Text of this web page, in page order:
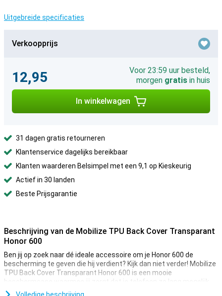
Uitgebreide specificaties
Verkoopprijs
12,95
Voor 23:59 uur besteld,
morgen gratis in huis
In winkelwagen
31 dagen gratis retourneren
Klantenservice dagelijks bereikbaar
Klanten waarderen Belsimpel met een 9,1 op Kieskeurig
Actief in 30 landen
Beste Prijsgarantie
Beschrijving van de Mobilize TPU Back Cover Transparant
Honor 600
Ben jij op zoek naar dé ideale accessoire om je Honor 600 de
bescherming te geven die hij verdient? Kijk dan niet verder! Mobilize
TPU Back Cover Transparant Honor 600 is een mooie
beschermcase waarmee jij zorgt dat je telefoon zo lang mogelijk
mee gaat.